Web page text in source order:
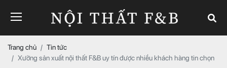
Trang chủ
Tin tức
Xưởng sản xuất nội thất F&B uy tín được nhiều khách hàng tin chọn